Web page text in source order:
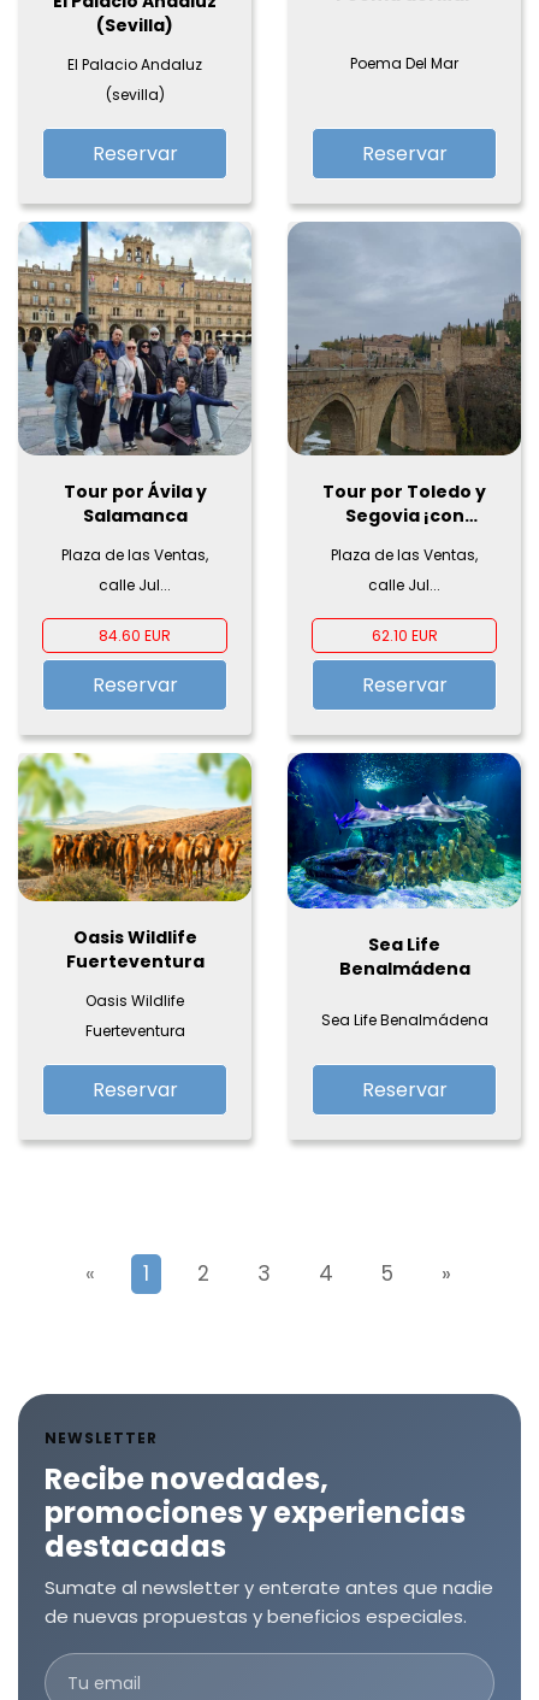
(Sevilla)
El Palacio Andaluz
(sevilla)
Reservar
Poema Del Mar
Reservar
Tour por Ávila y
Salamanca
Plaza de las Ventas,
calle Jul...
84.60 EUR
Reservar
Tour por Toledo y
Segovia ¡con
Plaza de las Ventas,
calle Jul...
62.10 EUR
Reservar
Oasis Wildlife
Fuerteventura
Oasis Wildlife
Fuerteventura
Reservar
Sea Life
Benalmádena
Sea Life Benalmádena
Reservar
« 1 2 3 4 5 »
NEWSLETTER
Recibe novedades,
promociones y experiencias
destacadas
Sumate al newsletter y enterate antes que nadie
de nuevas propuestas y beneficios especiales.